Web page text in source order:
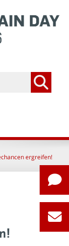
ergreifen!